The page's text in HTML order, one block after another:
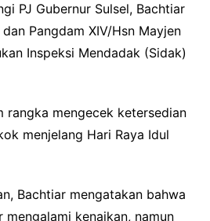
PJ Gubernur Sulsel, Bachtiar
Pangdam XIV/Hsn Mayjen
Inspeksi Mendadak (Sidak)
rangka mengecek ketersedian
menjelang Hari Raya Idul
Bachtiar mengatakan bahwa
kenaikan, namun